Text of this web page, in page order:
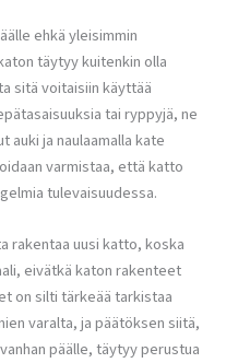
ehkä yleisimmin
täytyy kuitenkin olla
sitä voitaisiin käyttää
tai ryppyjä, ne
auki ja naulaamalla kate
varmistaa, että katto
tulevaisuudessa.
rakentaa uusi katto, koska
eivätkä katon rakenteet
on silti tärkeää tarkistaa
varalta, ja päätöksen siitä,
päälle, täytyy perustua